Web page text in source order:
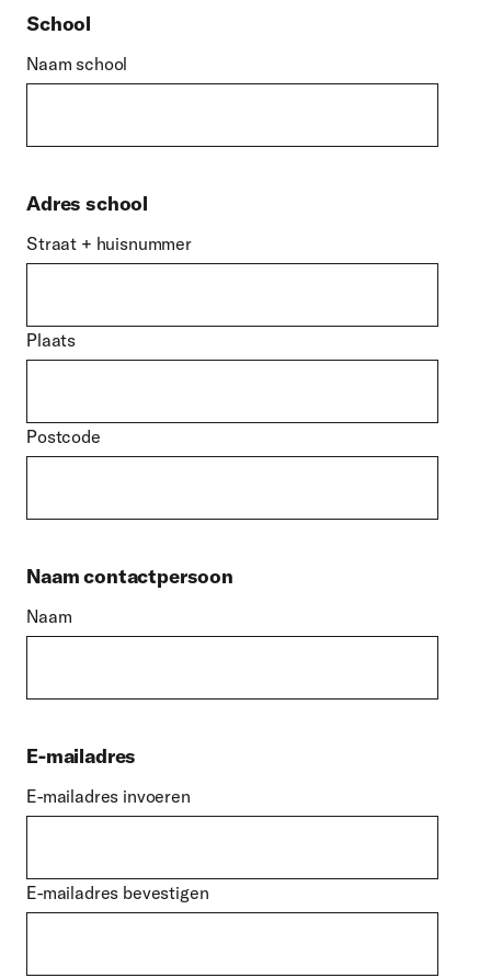
School
Naam school
Adres school
Straat + huisnummer
Plaats
Postcode
Naam contactpersoon
Naam
E-mailadres
E-mailadres invoeren
E-mailadres bevestigen